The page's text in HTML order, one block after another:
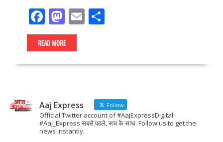
F
ac
e
b
k
M
as
to
d
E
l
S
e
READ MORE
Aaj Express Follow
Official Twitter account of #AajExpressDigital
#Aaj_Express सबसे पहले, सच के साथ. Follow us to get the
news instantly.